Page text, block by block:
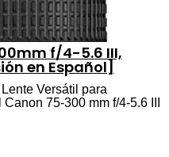
f/4-5.6 III,
en Español]
Versátil para
75-300 mm f/4-5.6 III